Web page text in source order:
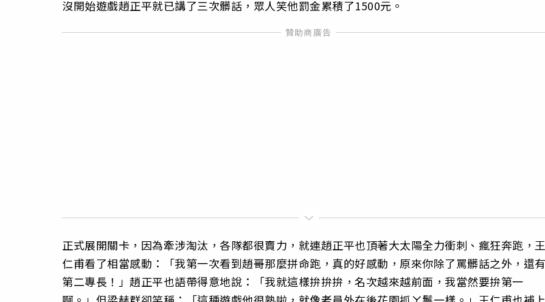
沒開始遊戲趙正平就已講了三次髒話，眾人笑他罰金累積了1500元。
正式展開關卡，因為牽涉淘汰，各隊都很賣力，就連趙正平也頂著大太陽全力衝刺、瘋狂奔跑，
仁甫看了相當感動：「我第一次看到趙哥那麼拼命跑，真的好感動，原來你除了罵髒話之外，還
第二專長！」趙正平也語帶得意地說：「我就這樣拚拚拚，名次越來越前面，我當然要拚第一